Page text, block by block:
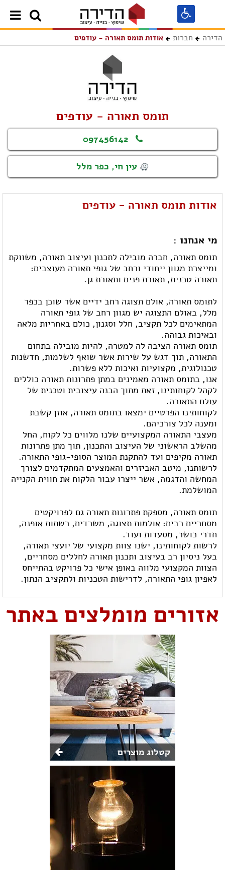
הדירה חברות אודות תומס תאורה - עודפים
תומס תאורה - עודפים
097456142
עין חי, כפר מלל
אודות תומס תאורה - עודפים
מי אנחנו :
תומס תאורה, חברה מובילה לתכנון ועיצוב תאורה, משווקת
ומייצרת מגוון ייחודי ורחב של גופי תאורה מעוצבים:
תאורה טכנית, תאורת פנים ותאורת גן.
לתומס תאורה, אולם תצוגה רחב ידיים אשר שוכן בכפר
מלל, באולם התצוגה יש מגוון רחב של גופי תאורה
המתאימים לכל תקציב, חלל וסגנון, כולם באחריות מלאה
ובאיכות גבוהה.
תומס תאורה הציבה לה למטרה, להיות מובילה בתחום
התאורה, תוך דגש על שירות אשר שואף לשלמות, חדשנות
טכנולוגית, מקצועיות ואיכות ללא פשרות.
אנו, בתומס תאורה מאמינים במתן פתרונות תאורה כוללים
לקהל לקוחותינו, זאת מתוך הבנה עיצובית וטכנית של
עולם התאורה.
לקוחותינו הפרטיים ימצאו בתומס תאורה, אוזן קשבת
ומענה לכל צורכיהם.
מעצבי התאורה המקצועיים שלנו מלווים כל לקוח, החל
מהשלב הראשוני של העיצוב והתכנון, תוך מתן פתרונות
תאורה מקיפים ועד להתקנת המוצר הסופי-גופי התאורה.
לרשותנו, מיטב האביזרים והאמצעים המתקדמים לצורך
המחשה והדגמה, אשר ייצרו עבור הלקוח את חווית הקנייה
המושלמת.
תומס תאורה, מספקת פתרונות תאורה גם לפרויקטים
מסחריים רבים: אולמות תצוגה, משרדים, רשתות אופנה,
חדרי כושר, מסעדות ועוד.
לרשות לקוחותינו, ישנו צוות מקצועי של יועצי תאורה,
בעל ניסיון רב בעיצוב ותכנון תאורה לחללים מסחריים,
הצוות המקצועי מלווה באופן אישי כל פרויקט בהתייחס
לאפיון גופי התאורה, לדרישות הטכניות ולתקציב הנתון.
אזורים מומלצים באתר
קטלוג מוצרים